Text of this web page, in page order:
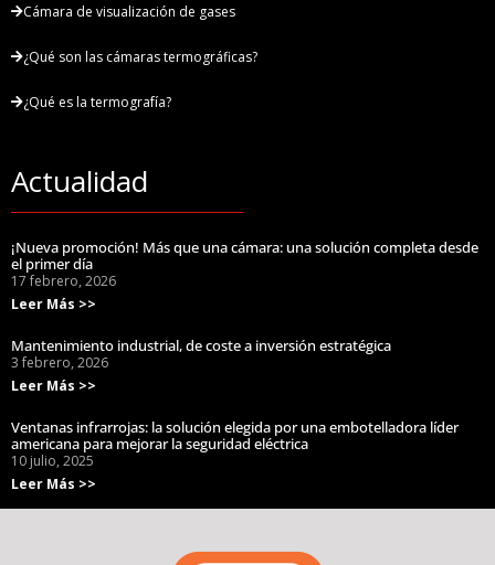
Cámara de visualización de gases
¿Qué son las cámaras termográficas?
¿Qué es la termografía?
Actualidad
¡Nueva promoción! Más que una cámara: una solución completa desde
el primer día
17 febrero, 2026
Leer Más >>
Mantenimiento industrial, de coste a inversión estratégica
3 febrero, 2026
Leer Más >>
Ventanas infrarrojas: la solución elegida por una embotelladora líder
americana para mejorar la seguridad eléctrica
10 julio, 2025
Leer Más >>